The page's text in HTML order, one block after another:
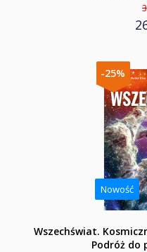
-25%
Nowość
Wszechświat.
Podróż do